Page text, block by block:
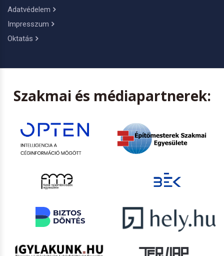
Adatvédelem
Impresszum
Oktatás
Szakmai és médiapartnerek: